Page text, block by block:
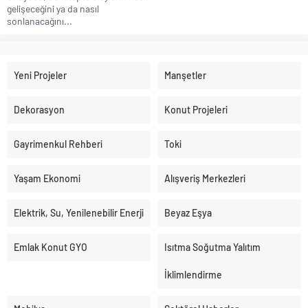
gelişeceğini ya da nasıl
sonlanacağını...
Yeni Projeler Manşetler
Dekorasyon Konut Projeleri
Gayrimenkul Rehberi Toki
Yaşam Ekonomi Alışveriş Merkezleri
Elektrik, Su, Yenilenebilir Enerji Beyaz Eşya
Emlak Konut GYO Isıtma Soğutma Yalıtım
İklimlendirme